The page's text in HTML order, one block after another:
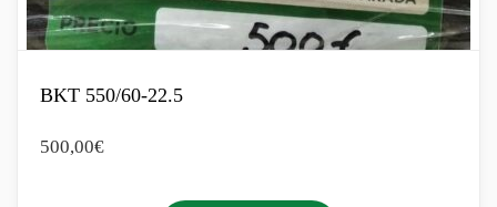
BKT 550/60-22.5
500,00€